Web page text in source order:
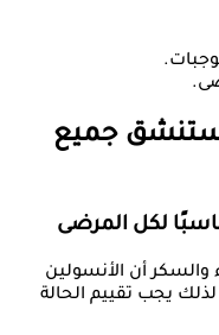
جميع
أن الأنسولين
يجب تقييم الحالة